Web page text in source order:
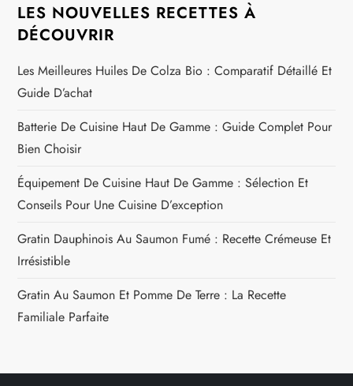
LES NOUVELLES RECETTES À
DÉCOUVRIR
Les Meilleures Huiles De Colza Bio : Comparatif Détaillé Et
Guide D’achat
Batterie De Cuisine Haut De Gamme : Guide Complet Pour
Bien Choisir
Équipement De Cuisine Haut De Gamme : Sélection Et
Conseils Pour Une Cuisine D’exception
Gratin Dauphinois Au Saumon Fumé : Recette Crémeuse Et
Irrésistible
Gratin Au Saumon Et Pomme De Terre : La Recette
Familiale Parfaite